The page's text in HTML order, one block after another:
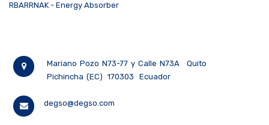
RBARRNAK - Energy Absorber
Mariano Pozo N73-77 y Calle N73A
Quito
Pichincha (EC)
170303 Ecuador
degso@degso.com